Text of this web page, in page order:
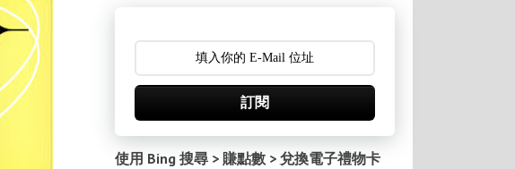
訂閱
使用 Bing 搜尋 > 賺點數 > 兌換電子禮物卡